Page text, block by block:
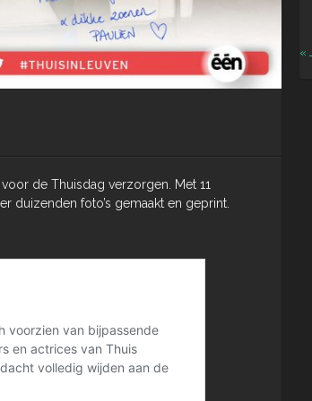
de Thuisdag verzorgen. Met 11
duizenden foto’s gemaakt en geprint.
«